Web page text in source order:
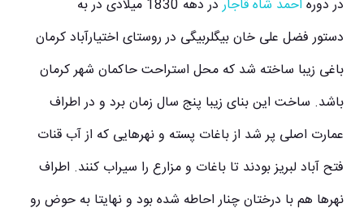
در دوره احمد شاه قاجار
در دهه 1830 میلادی در به
دستور فضل علی خان بیگلربیگی در روستای اختیارآباد کرمان
باغی زیبا ساخته شد که محل استراحت حاکمان شهر کرمان
باشد. ساخت این بنای زیبا پنج سال زمان برد و در اطراف
عمارت اصلی پر شد از باغات پسته و نهرهایی که از آب قنات
فتح آباد لبریز بودند تا باغات و مزارع را سیراب کنند. اطراف
نهرها هم با درختان چنار احاطه شده بود و نهایتا به حوض رو